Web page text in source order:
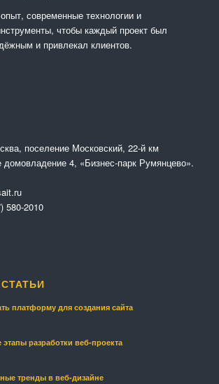
современные технологии и
чтобы каждый проект был
и привлекал клиентов.
поселение Московский, 22-й км
домовладение 4, «Бизнес-парк Румянцево».
580-2010
платформу для создания сайта
разработки веб-проекта
тренды в веб-дизайне